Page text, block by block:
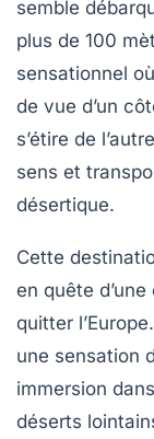
semble
plus de 100
sensationnel
de vue d’un
s’étire de
sens et
désertique.
Cette
en quête
quitter
une sensation
immersion
déserts